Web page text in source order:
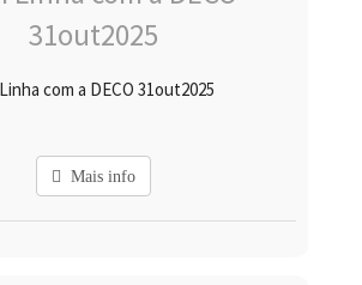
com a DECO 31out2025
Mais info